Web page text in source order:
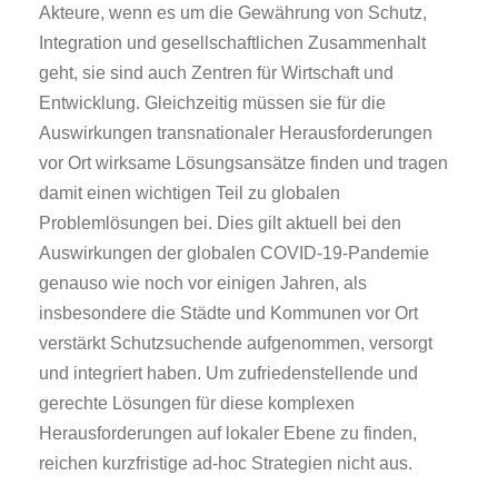
Akteure, wenn es um die Gewährung von Schutz,
Integration und gesellschaftlichen Zusammenhalt
geht, sie sind auch Zentren für Wirtschaft und
Entwicklung. Gleichzeitig müssen sie für die
Auswirkungen transnationaler Herausforderungen
vor Ort wirksame Lösungsansätze finden und tragen
damit einen wichtigen Teil zu globalen
Problemlösungen bei. Dies gilt aktuell bei den
Auswirkungen der globalen COVID-19-Pandemie
genauso wie noch vor einigen Jahren, als
insbesondere die Städte und Kommunen vor Ort
verstärkt Schutzsuchende aufgenommen, versorgt
und integriert haben. Um zufriedenstellende und
gerechte Lösungen für diese komplexen
Herausforderungen auf lokaler Ebene zu finden,
reichen kurzfristige ad-hoc Strategien nicht aus.